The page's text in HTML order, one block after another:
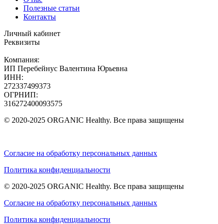
Полезные статьи
Контакты
Личный кабинет
Реквизиты
Компания:
ИП Перебейнус Валентина Юрьевна
ИНН:
272337499373
ОГРНИП:
316272400093575
© 2020-2025 ORGANIC Healthy. Все права защищены
Согласие на обработку персональных данных
Политика конфиденциальности
© 2020-2025 ORGANIC Healthy. Все права защищены
Согласие на обработку персональных данных
Политика конфиденциальности